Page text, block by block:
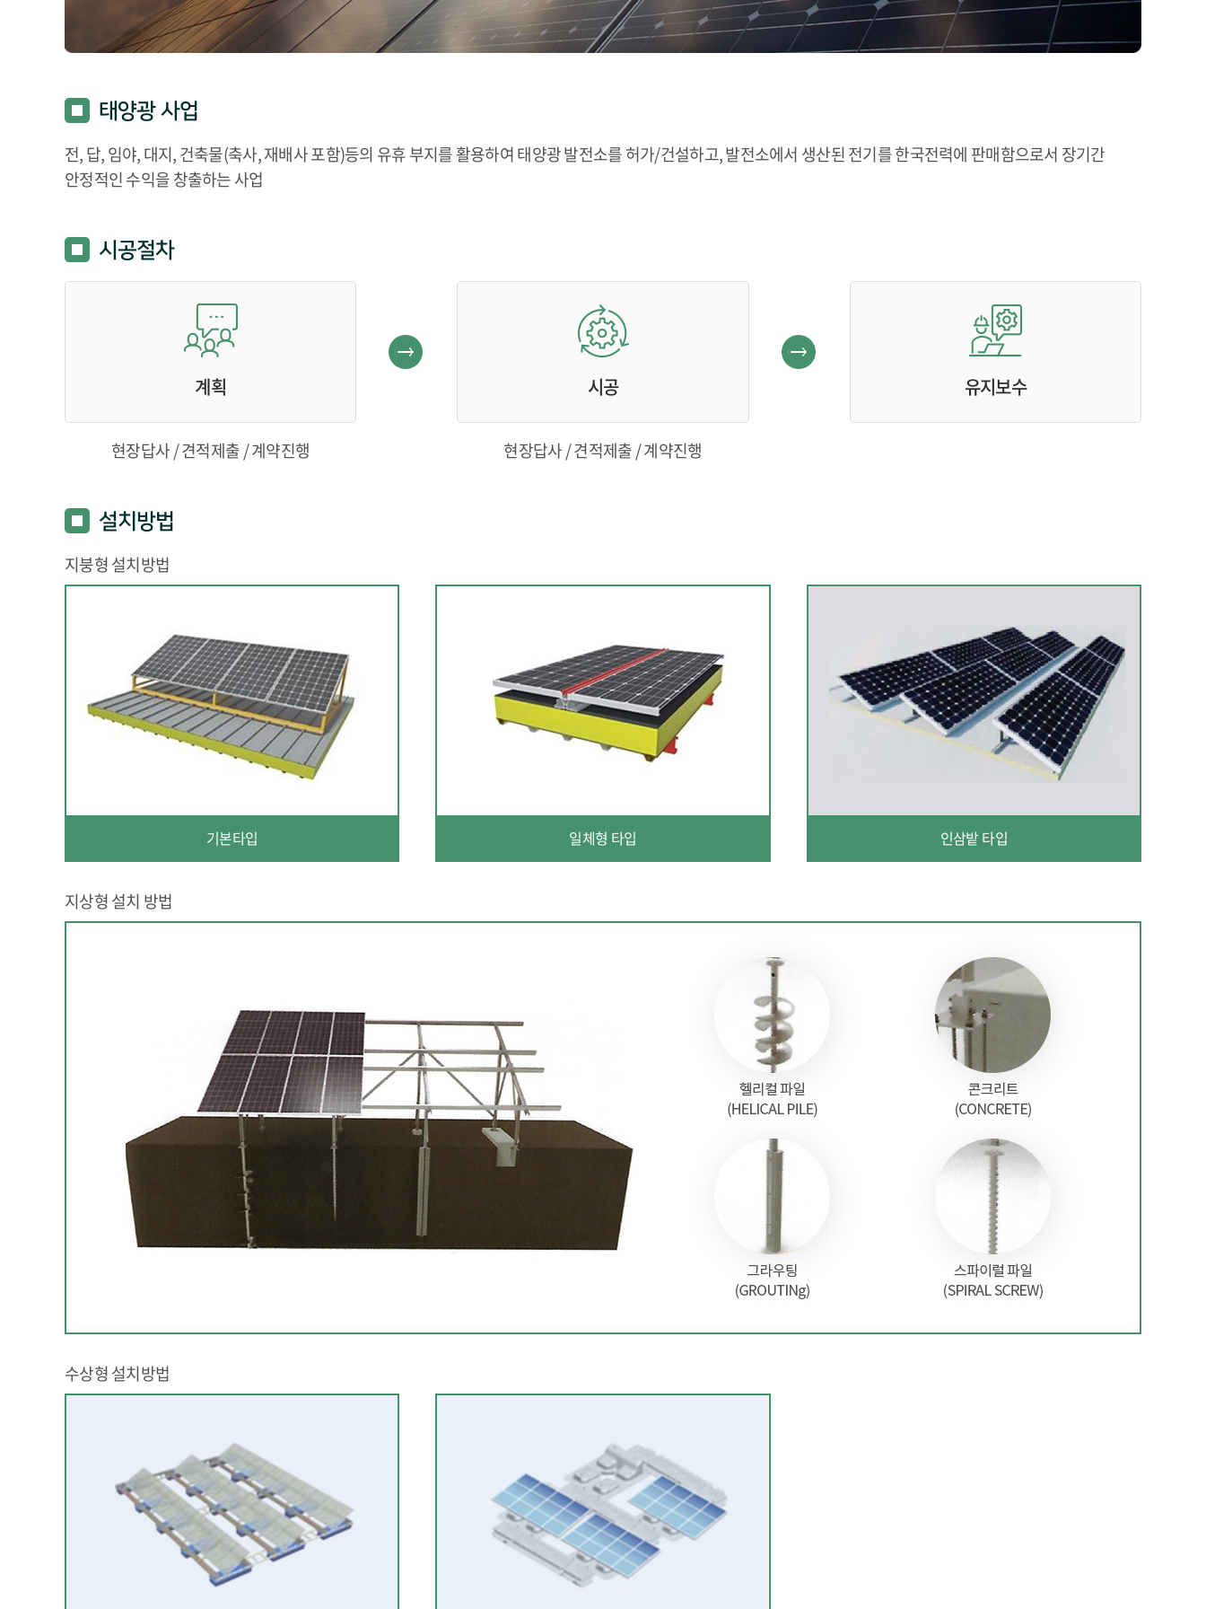
태양광 사업
전, 답, 임야, 대지, 건축물(축사, 재배사 포함)등의 유휴 부지를 활용하여 태양광 발전소를 허가/건설하고, 발전소에서 생산된 전기를 한국전력에 판매함으로서 장기간
안정적인 수익을 창출하는 사업
시공절차
계획
현장답사 / 견적제출 / 계약진행
시공
현장답사 / 견적제출 / 계약진행
유지보수
설치방법
지붕형 설치방법
기본타입 일체형 타입 인삼밭 타입
지상형 설치 방법
수상형 설치방법